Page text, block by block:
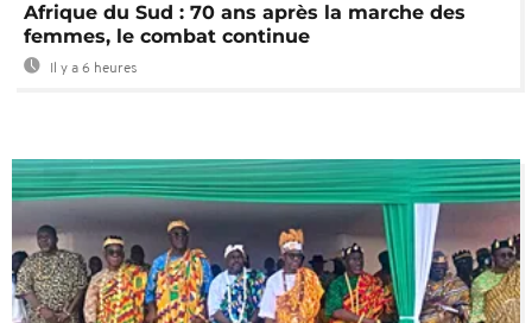
Afrique du Sud : 70 ans après la marche des
femmes, le combat continue
Il y a 6 heures